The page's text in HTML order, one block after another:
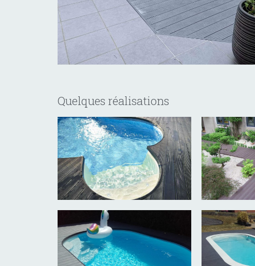
Quelques réalisations